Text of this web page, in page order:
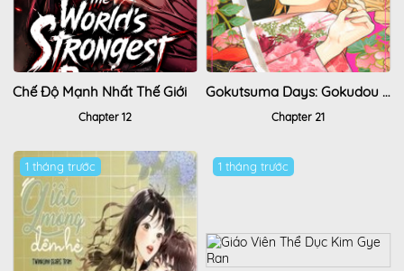
Chế Độ Mạnh Nhất Thế Giới
Chapter 12
Gokutsuma Days: Gokudou Sankyoudai Ni Semaretemasu
Chapter 21
1 tháng trước 1 tháng trước